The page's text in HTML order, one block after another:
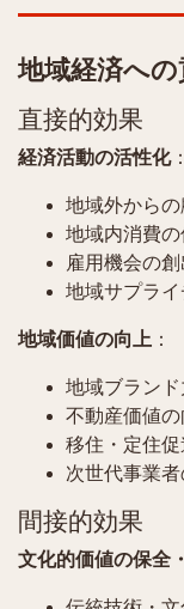
地域経済への
直接的効果
経済活動の活性化：
地域外から
地域内消費の
雇用機会の創
地域サプラ
地域価値の向上 ：
地域ブラン
不動産価値の
移住・定住
次世代事業
間接的効果
文化的価値の保全